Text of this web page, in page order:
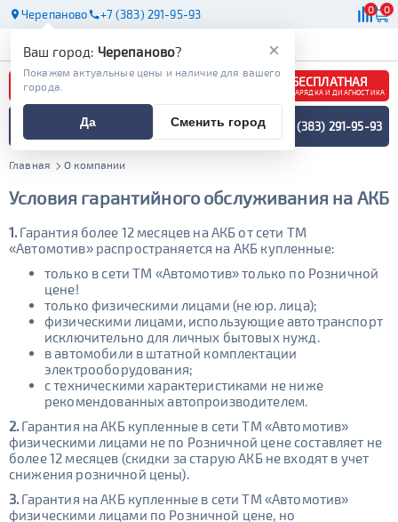
Черепаново +7 (383) 291-95-93 0 0
АКБ
БЕСПЛАТНАЯ
ЗАРЯДКА И ДИАГНОСТИКА
ПОДБОР АККУМУЛЯТОРА
СПЕЦИАЛИСТОМ +7 (383) 291-95-93
Главная О компании
Условия гарантийного обслуживания на АКБ
1. Гарантия более 12 месяцев на АКБ от сети ТМ
«Автомотив» распространяется на АКБ купленные:
только в сети ТМ «Автомотив» только по Розничной
цене!
только физическими лицами (не юр. лица);
физическими лицами, использующие автотранспорт
исключительно для личных бытовых нужд.
в автомобили в штатной комплектации
электрооборудования;
с техническими характеристиками не ниже
рекомендованных автопроизводителем.
2. Гарантия на АКБ купленные в сети ТМ «Автомотив»
физическими лицами не по Розничной цене составляет не
более 12 месяцев (скидки за старую АКБ не входят в учет
снижения розничной цены).
3. Гарантия на АКБ купленные в сети ТМ «Автомотив»
физическими лицами по Розничной цене, но
×
Ваш город: Черепаново?
Покажем актуальные цены и наличие для вашего
города.
Да Сменить город